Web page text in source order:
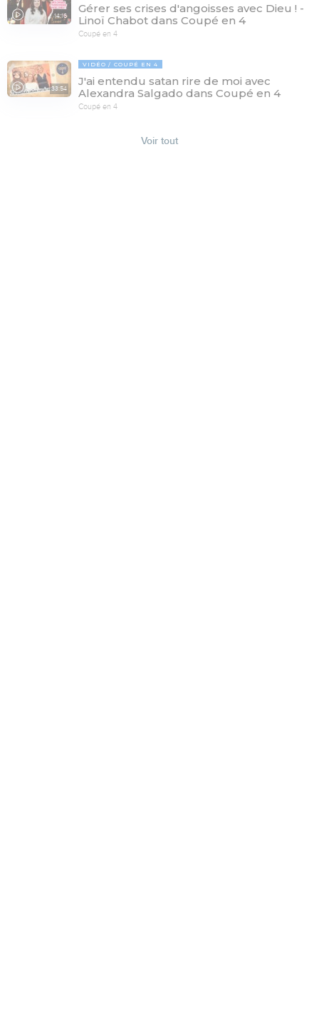
14:16
Gérer ses crises d'angoisses avec Dieu ! -
Linoï Chabot dans Coupé en 4
Coupé en 4
33:54
VIDÉO COUPÉ EN 4
J'ai entendu satan rire de moi avec
Alexandra Salgado dans Coupé en 4
Coupé en 4
Voir tout